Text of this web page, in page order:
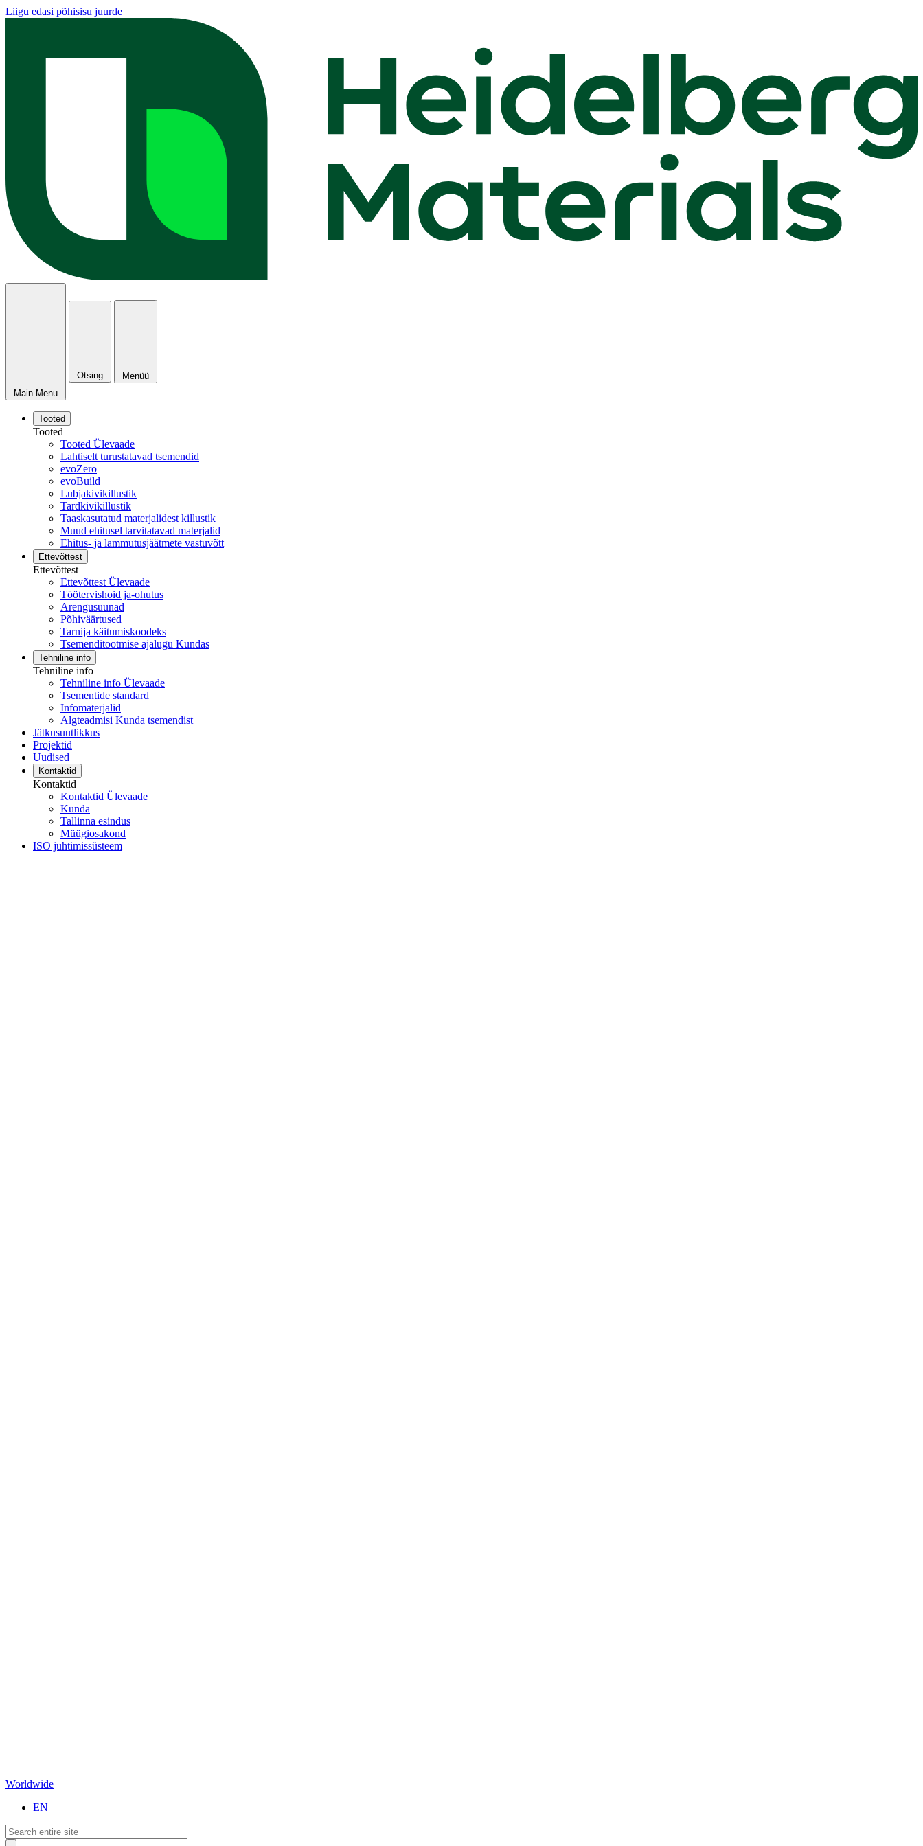
Liigu edasi põhisisu juurde
Main Menu
Otsing Menüü
Tooted
Tooted
Tooted Ülevaade
Lahtiselt turustatavad tsemendid
evoZero
evoBuild
Lubjakivikillustik
Tardkivikillustik
Taaskasutatud materjalidest killustik
Muud ehitusel tarvitatavad materjalid
Ehitus- ja lammutusjäätmete vastuvõtt
Ettevõttest
Ettevõttest
Ettevõttest Ülevaade
Töötervishoid ja-ohutus
Arengusuunad
Põhiväärtused
Tarnija käitumiskoodeks
Tsemenditootmise ajalugu Kundas
Tehniline info
Tehniline info
Tehniline info Ülevaade
Tsementide standard
Infomaterjalid
Algteadmisi Kunda tsemendist
Jätkusuutlikkus
Projektid
Uudised
Kontaktid
Kontaktid
Kontaktid Ülevaade
Kunda
Tallinna esindus
Müügiosakond
ISO juhtimissüsteem
Worldwide
EN